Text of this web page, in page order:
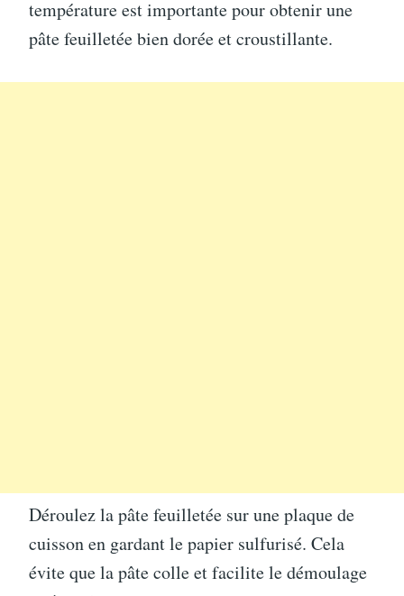
température est importante pour obtenir une
pâte feuilletée bien dorée et croustillante.
Déroulez la pâte feuilletée sur une plaque de
cuisson en gardant le papier sulfurisé. Cela
évite que la pâte colle et facilite le démoulage